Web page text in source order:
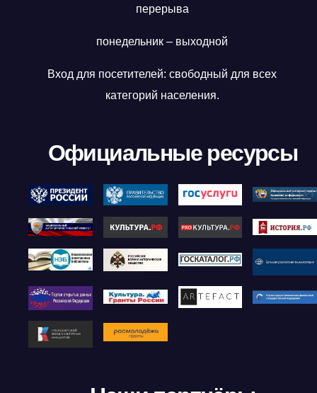
перерыва
понедельник – выходной
Вход для посетителей: свободный для всех
категорий населения.
Официальные ресурсы